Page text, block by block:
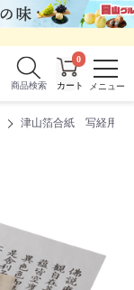
商品検索
0
津山箔合紙 写経用紙